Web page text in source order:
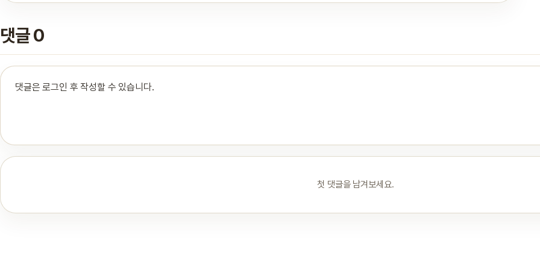
댓글 0
댓글은 로그인 후 작성할 수 있습니다.
첫 댓글을 남겨보세요.